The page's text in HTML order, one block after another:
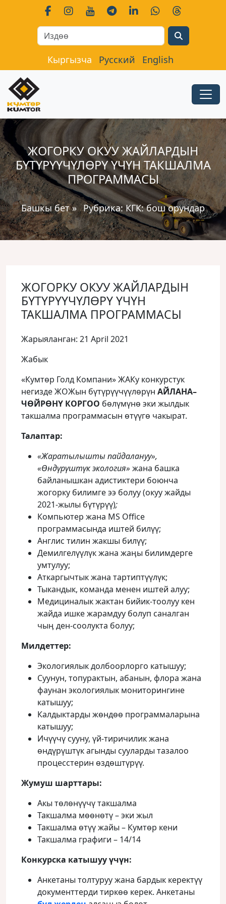
Кыргызча Русский English
ЖОГОРКУ ОКУУ ЖАЙЛАРДЫН
БҮТҮРҮҮЧҮЛӨРҮ ҮЧҮН ТАКШАЛМА
ПРОГРАММАСЫ
Башкы бет» Рубрика:КГК: бош орундар
ЖОГОРКУ ОКУУ ЖАЙЛАРДЫН
БҮТҮРҮҮЧҮЛӨРҮ ҮЧҮН
ТАКШАЛМА ПРОГРАММАСЫ
Жарыяланган: 21 April 2021
Жабык
«Кумтөр Голд Компани» ЖАКу конкурстук
негизде ЖОЖын бүтүрүүчүүлөрүн АЙЛАНА–
ЧӨЙРӨНҮ КОРГОО бөлүмүнө эки жылдык
такшалма программасын ɵтүүгɵ чакырат.
Талаптар:
«Жаратылышты пайдалануу»,
«Өндүрүштүк экология» жана башка
байланышкан адистиктери боюнча
жогорку билимге ээ болуу (окуу жайды
2021-жылы бүтүрүү);
Компьютер жана MS Office
программасында иштей билүү;
Англис тилин жакшы билүү;
Демилгелүүлүк жана жаӊы билимдерге
умтулуу;
Аткаргычтык жана тартиптүүлүк;
Тыкандык, команда менен иштей алуу;
Медициналык жактан бийик-тоолуу кен
жайда ишке жарамдуу болуп саналган
чыӊ ден-соолукта болуу;
Милдеттер:
Экологиялык долбоорлорго катышуу;
Суунун, топурактын, абанын, флора жана
фаунан экологиялык мониторингине
катышуу;
Калдыктарды жɵндɵɵ программаларына
катышуу;
Ичүүчү сууну, үй-тиричилик жана
ɵндүрүштүк агынды сууларды тазалоо
процесстерин ɵздɵштүрүү.
Жумуш шарттары:
Акы тɵлɵнүүчү такшалма
Такшалма мɵɵнɵтү – эки жыл
Такшалма ɵтүү жайы – Кумтɵр кени
Такшалма графиги – 14/14
Конкурска катышуу үчүн:
Анкетаны толтуруу жана бардык керектүү
документтерди тиркɵɵ керек. Анкетаны